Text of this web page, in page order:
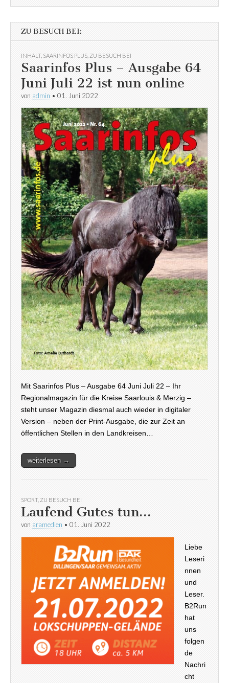
ZU BESUCH BEI:
INHALT, SAARINFOS PLUS ZU BESUCH BEI
Saarinfos Plus – Ausgabe 64
Juni Juli 22 ist nun online
von admin • 01. Juni 2022
Mit Saarinfos Plus – Ausgabe 64 Juni Juli 22 – Ihr
Regionalmagazin für die Kreise Saarlouis & Merzig –
steht unser Magazin diesmal auch wieder in digitaler
Version – neben der Print-Ausgabe, die zur Zeit an
öffentlichen Stellen in den Landkreisen…
weiterlesen →
SPORT, ZU BESUCH BEI
Laufend Gutes tun…
von aramedien • 01. Juni 2022
Liebe
Leseri
nnen
und
Leser.
B2Run
hat
uns
folgen
de
Nachri
cht